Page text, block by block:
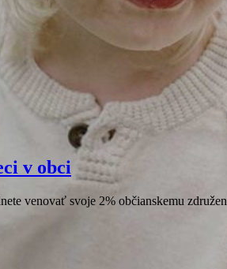
v obci
venovať svoje 2% občianskemu